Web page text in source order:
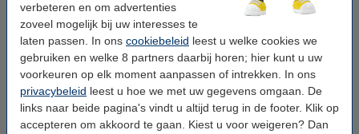
verbeteren en om advertenties
zoveel mogelijk bij uw interesses te
laten passen. In ons cookiebeleid leest u welke cookies we
gebruiken en welke 8 partners daarbij horen; hier kunt u uw
voorkeuren op elk moment aanpassen of intrekken. In ons
privacybeleid leest u hoe we met uw gegevens omgaan. De
links naar beide pagina's vindt u altijd terug in de footer. Klik op
accepteren om akkoord te gaan. Kiest u voor weigeren? Dan
Bekijk de specificaties en omschrijving
Direct leverbaar
Morgen in huis
Prijs per ml € 2,31
€ 18,50 Bestellen